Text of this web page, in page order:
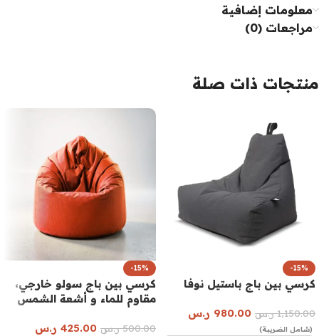
معلومات إضافية
مراجعات (0)
منتجات ذات صلة
-15%
كرسي بين باج باستيل نوفا
1,150.00 ر.س 980.00 ر.س
(شامل الضريبة)
-15%
كرسي بين باج سولو خارجي،
مقاوم للماء و أشعة الشمس
500.00 ر.س 425.00 ر.س